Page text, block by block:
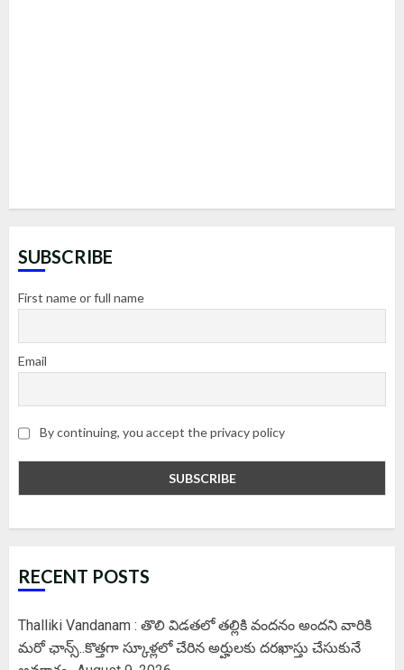
SUBSCRIBE
First name or full name
Email
By continuing, you accept the privacy policy
RECENT POSTS
Thalliki Vandanam : తొలి విడతలో తల్లికి వందనం అందని వారికి
మరో ఛాన్స్..కొత్తగా స్కూళ్లలో చేరిన అర్హులకు దరఖాస్తు చేసుకునే